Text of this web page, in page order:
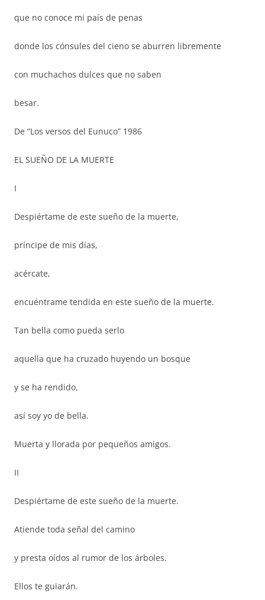
que no conoce mi país de penas
donde los cónsules del cieno se aburren libremente
con muchachos dulces que no saben
besar.
De “Los versos del Eunuco” 1986
EL SUEÑO DE LA MUERTE
I
Despiértame de este sueño de la muerte,
príncipe de mis días,
acércate,
encuéntrame tendida en este sueño de la muerte.
Tan bella como pueda serlo
aquella que ha cruzado huyendo un bosque
y se ha rendido,
así soy yo de bella.
Muerta y llorada por pequeños amigos.
II
Despiértame de este sueño de la muerte.
Atiende toda señal del camino
y presta oídos al rumor de los árboles.
Ellos te guiarán.